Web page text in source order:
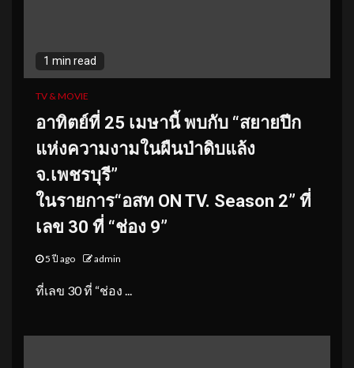
1 min read
TV & MOVIE
อาทิตย์ที่ 25 เมษานี้ พบกับ “สยายปีก
แห่งความงามในผืนป่าดิบแล้ง
จ.เพชรบุรี”
ในรายการ“อสท ON TV. Season 2” ที่
เลข 30 ที่ “ช่อง 9”
5 ปี ago admin
ที่เลข 30 ที่ “ช่อง ...